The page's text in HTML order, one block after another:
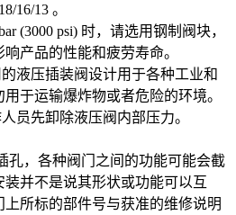
16/13 。
(3000 psi) 时，请选用钢制阀块，
产品的性能和疲劳寿命。
液压插装阀设计用于各种工业和
于运输爆炸物或者危险的环境。
员先卸除液压阀内部压力。
孔，各种阀门之间的功能可能会截
并不是说其形状或功能可以互
所标的部件号与获准的维修说明